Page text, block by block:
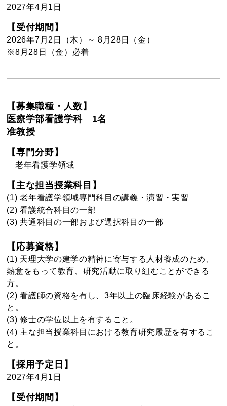
2027年4月1日
【受付期間】
2026年7月2日（木）～ 8月28日（金）
※8月28日（金）必着
【募集職種・人数】
医療学部看護学科 1名
准教授
【専門分野】
老年看護学領域
【主な担当授業科目】
(1) 老年看護学領域専門科目の講義・演習・実習
(2) 看護統合科目の一部
(3) 共通科目の一部および選択科目の一部
【応募資格】
(1) 天理大学の建学の精神に寄与する人材養成のため、
熱意をもって教育、研究活動に取り組むことができる
方。
(2) 看護師の資格を有し、3年以上の臨床経験があるこ
と。
(3) 修士の学位以上を有すること。
(4) 主な担当授業科目における教育研究履歴を有するこ
と。
【採用予定日】
2027年4月1日
【受付期間】